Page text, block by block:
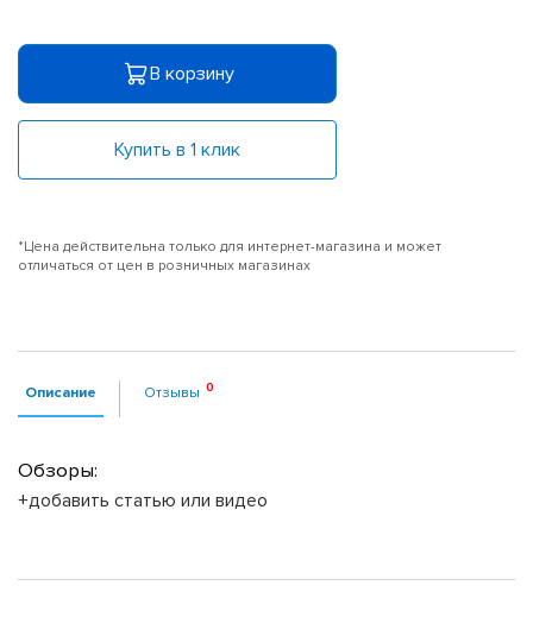
В корзину
Купить в 1 клик
*Цена действительна только для интернет-магазина и может
отличаться от цен в розничных магазинах
Описание Отзывы
Обзоры:
+добавить статью или видео